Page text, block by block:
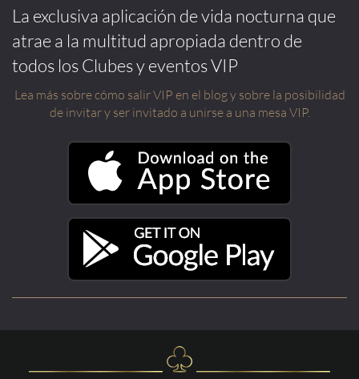
La exclusiva aplicación de vida nocturna que
atrae a la multitud apropiada dentro de
todos los Clubes y eventos VIP
Lea más sobre cómo salir VIP en el blog y sobre la posibilidad
de invitar y ser invitado a unirse a una mesa VIP.